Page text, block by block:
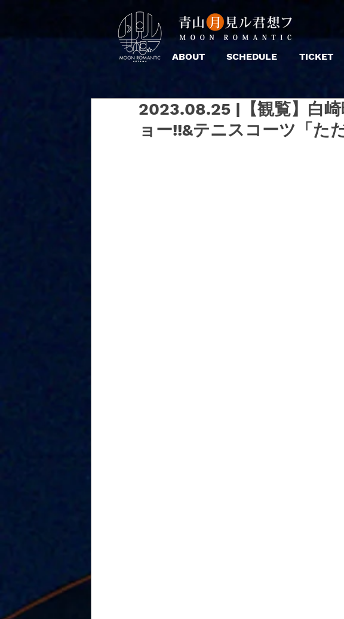
ABOUT SCHEDULE TICKET
2023.08.25 |【観覧】白
ョー!!&テニスコーツ「た